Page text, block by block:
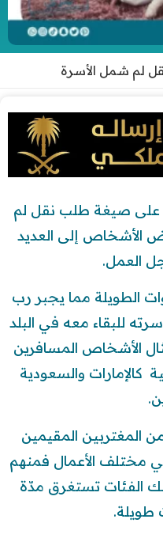
لم شمل الأسرة
على صيغة طلب نقل لم
الأشخاص إلى العديد
العمل.
الطويلة مما يجبر رب
للبقاء معه في البلد
الأشخاص المسافرين
كالإمارات والسعودية
المغتربين المقيمين
مختلف الأعمال فمنهم
الفئات تستغرق مدّة
طويلة.